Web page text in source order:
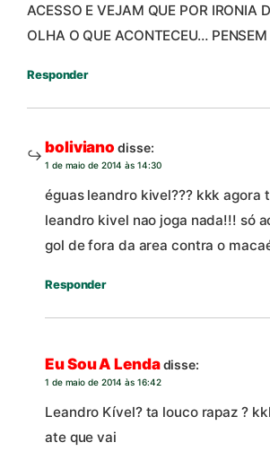
ACESSO E VEJAM QUE POR IRONIA
OLHA O QUE ACONTECEU…
Responder
boliviano disse:
1 de maio de 2014 às 14:30
éguas leandro kivel??? kkk agora
leandro kivel nao joga nada!!! só
gol de fora da area contra o
Responder
Eu Sou A Lendadisse:
1 de maio de 2014 às 16:42
Leandro Kível? ta louco rapaz ?
ate que vai